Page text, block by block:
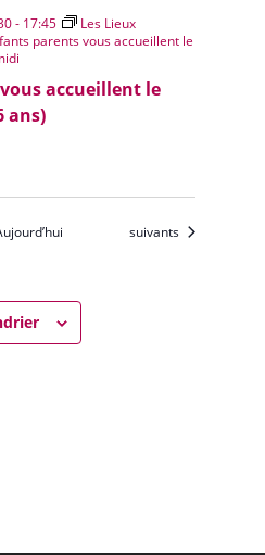
vous accueillent le
ans)
- 17:45
Les Lieux
parents vous accueillent le
Évènements
suivants